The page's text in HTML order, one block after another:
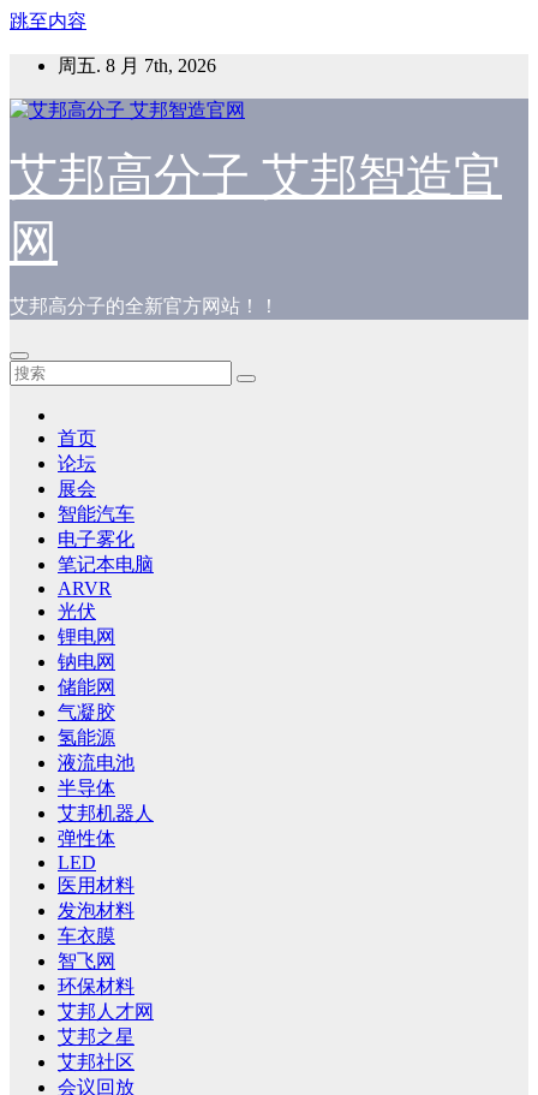
跳至内容
周五. 8 月 7th, 2026
艾邦高分子 艾邦智造官
网
艾邦高分子的全新官方网站！！
首页
论坛
展会
智能汽车
电子雾化
笔记本电脑
ARVR
光伏
锂电网
钠电网
储能网
气凝胶
氢能源
液流电池
半导体
艾邦机器人
弹性体
LED
医用材料
发泡材料
车衣膜
智飞网
环保材料
艾邦人才网
艾邦之星
艾邦社区
会议回放